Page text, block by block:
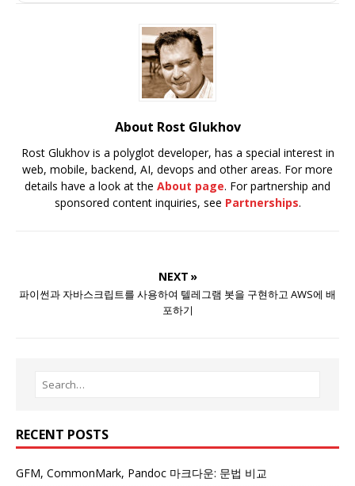
About Rost Glukhov
Rost Glukhov is a polyglot developer, has a special interest in
web, mobile, backend, AI, devops and other areas. For more
details have a look at the About page. For partnership and
sponsored content inquiries, see Partnerships.
NEXT »
파이썬과 자바스크립트를 사용하여 텔레그램 봇을 구현하고 AWS에 배
포하기
RECENT POSTS
GFM, CommonMark, Pandoc 마크다운: 문법 비교